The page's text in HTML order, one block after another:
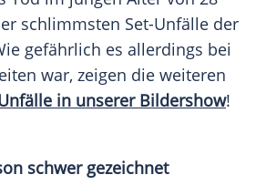
schlimmsten Set-Unfälle der
gefährlich es allerdings bei
war, zeigen die weiteren
in unserer Bildershow!
schwer gezeichnet